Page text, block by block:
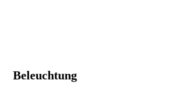
Beleuchtung